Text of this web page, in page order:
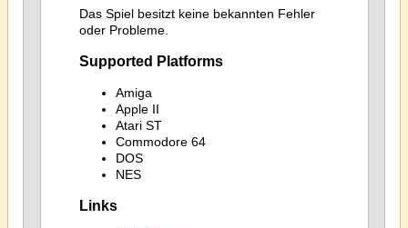
Das Spiel besitzt keine bekannten Fehler
oder Probleme.
Supported Platforms
Amiga
Apple II
Atari ST
Commodore 64
DOS
NES
Links